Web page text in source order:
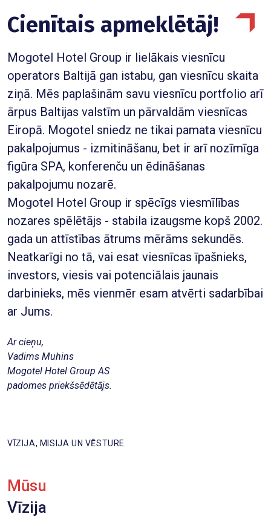
Cienītais apmeklētāj!
Mogotel Hotel Group ir lielākais viesnīcu
operators Baltijā gan istabu, gan viesnīcu skaita
ziņā. Mēs paplašinām savu viesnīcu portfolio arī
ārpus Baltijas valstīm un pārvaldām viesnīcas
Eiropā. Mogotel sniedz ne tikai pamata viesnīcu
pakalpojumus - izmitināšanu, bet ir arī nozīmīga
figūra SPA, konferenču un ēdināšanas
pakalpojumu nozarē.
Mogotel Hotel Group ir spēcīgs viesmīlības
nozares spēlētājs - stabila izaugsme kopš 2002.
gada un attīstības ātrums mērāms sekundēs.
Neatkarīgi no tā, vai esat viesnīcas īpašnieks,
investors, viesis vai potenciālais jaunais
darbinieks, mēs vienmēr esam atvērti sadarbībai
ar Jums.
Ar cieņu,
Vadims Muhins
Mogotel Hotel Group AS
padomes priekšsēdētājs.
VĪZIJA, MISIJA UN VĒSTURE
Mūsu
Vīzija